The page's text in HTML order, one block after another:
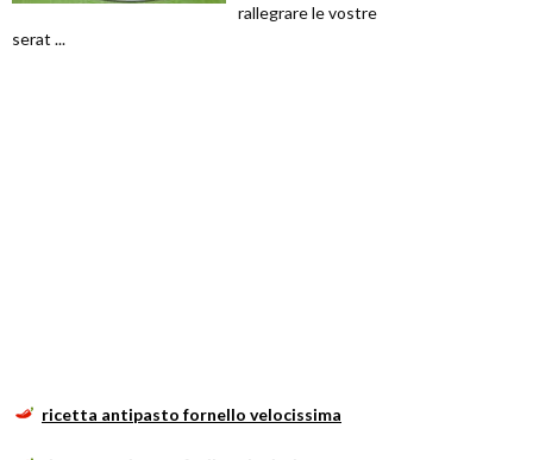
rallegrare le vostre
serat ...
ricetta antipasto fornello velocissima